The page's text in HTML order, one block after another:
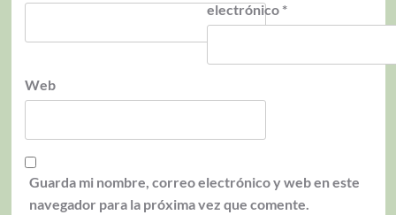
electrónico *
Web
Guarda mi nombre, correo electrónico y web en este
navegador para la próxima vez que comente.